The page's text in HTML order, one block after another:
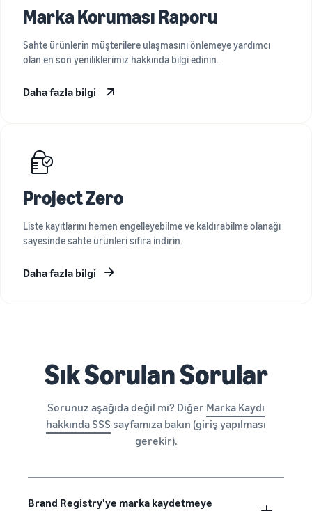
Marka Koruması Raporu
Sahte ürünlerin müşterilere ulaşmasını önlemeye yardımcı
olan en son yeniliklerimiz hakkında bilgi edinin.
Daha fazla bilgi
Project Zero
Liste kayıtlarını hemen engelleyebilme ve kaldırabilme olanağı
sayesinde sahte ürünleri sıfıra indirin.
Daha fazla bilgi
Sık Sorulan Sorular
Sorunuz aşağıda değil mi? Diğer Marka Kaydı
hakkında SSS sayfamıza bakın (giriş yapılması
gerekir).
Brand Registry'ye marka kaydetmeye